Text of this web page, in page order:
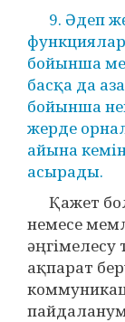
9. Әдеп
бойынша
басқа да
бойынша
жерде
айына
асырады.
Қажет
немесе
әңгімелесу
ақпарат